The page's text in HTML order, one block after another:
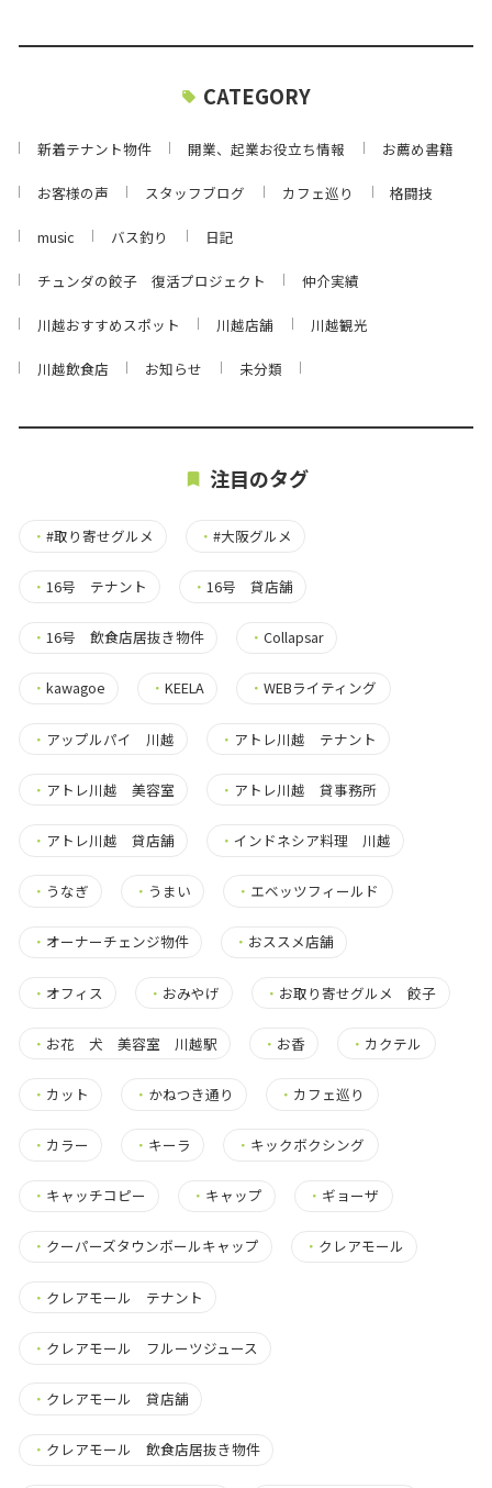
CATEGORY
新着テナント物件 開業、起業お役立ち情報 お薦め書籍
お客様の声 スタッフブログ カフェ巡り 格闘技
music バス釣り 日記
チュンダの餃子 復活プロジェクト 仲介実績
川越おすすめスポット 川越店舗 川越観光
川越飲食店 お知らせ 未分類
注目のタグ
・ #取り寄せグルメ ・#大阪グルメ
・ 16号 テナント ・16号 貸店舗
・ 16号 飲食店居抜き物件 ・Collapsar
・ kawagoe ・KEELA ・WEBライティング
・ アップルパイ 川越 ・ アトレ川越 テナント
・ アトレ川越 美容室 ・ アトレ川越 貸事務所
・ アトレ川越 貸店舗 ・ インドネシア料理 川越
・ うなぎ ・ うまい ・ エベッツフィールド
・ オーナーチェンジ物件 ・ おススメ店舗
・ オフィス ・ おみやげ ・ お取り寄せグルメ 餃子
・ お花 犬 美容室 川越駅 ・ お香 ・ カクテル
・ カット ・ かねつき通り ・ カフェ巡り
・ カラー ・ キーラ ・ キックボクシング
・ キャッチコピー ・ キャップ ・ ギョーザ
・ クーパーズタウンボールキャップ ・ クレアモール
・ クレアモール テナント
・ クレアモール フルーツジュース
・ クレアモール 貸店舗
・ クレアモール 飲食店居抜き物件